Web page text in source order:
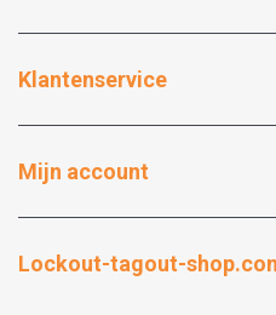
Klantenservice
Mijn account
Lockout-tagout-